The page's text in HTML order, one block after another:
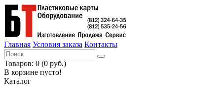
Главная Условия заказа Контакты
Товаров: 0 (0 руб.)
В корзине пусто!
Каталог